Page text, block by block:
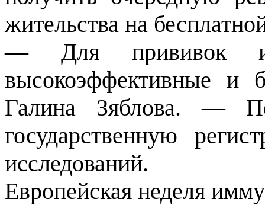
жительства на
— Для прививок
высокоэффективные и
Галина Зяблова. —
государственную
исследований.
Европейская неделя